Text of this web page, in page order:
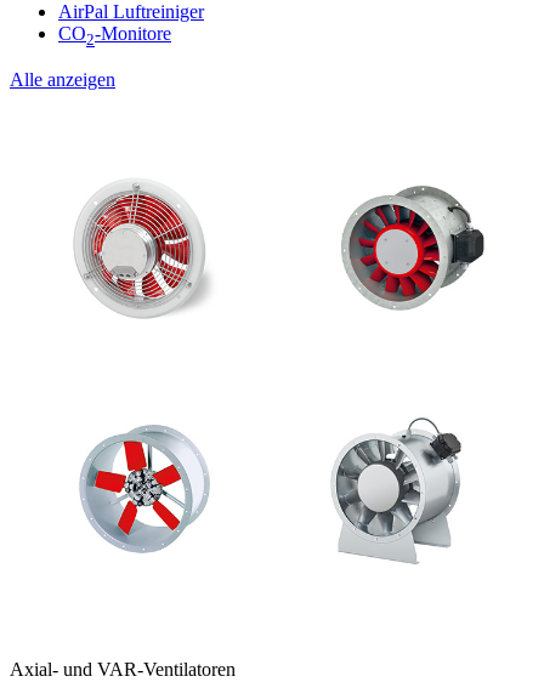
AirPal Luftreiniger
CO2-Monitore
Alle anzeigen
Axial- und VAR-Ventilatoren